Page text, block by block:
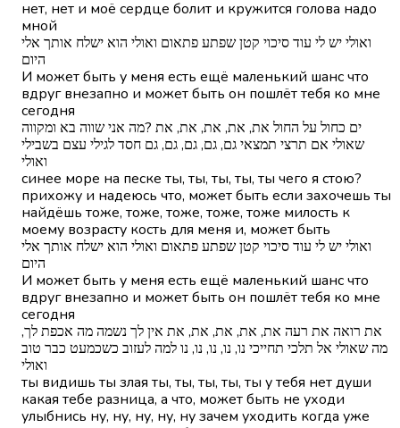
нет, нет и моё сердце болит и кружится голова надо
мной
ואולי יש לי עוד סיכוי קטן שפתע פתאום ואולי הוא ישלח אותך אלי
היום
И может быть у меня есть ещё маленький шанс что
вдруг внезапно и может быть он пошлёт тебя ко мне
сегодня
ים כחול על החול את, את, את, את, את ?מה אני שווה בא ומקווה
שאולי אם תרצי תמצאי גם, גם, גם, גם, גם חסד לגילי עצם בשבילי
ואולי
синее море на песке ты, ты, ты, ты, ты чего я стою?
прихожу и надеюсь что, может быть если захочешь ты
найдёшь тоже, тоже, тоже, тоже, тоже милость к
моему возрасту кость для меня и, может быть
ואולי יש לי עוד סיכוי קטן שפתע פתאום ואולי הוא ישלח אותך אלי
היום
И может быть у меня есть ещё маленький шанс что
вдруг внезапно и может быть он пошлёт тебя ко мне
сегодня
את רואה את רעה את, את, את, את, את אין לך נשמה מה אכפת לך,
מה שאולי אל תלכי תחייכי נו, נו, נו, נו, נו למה לעזוב כשכמעט כבר טוב
ואולי
ты видишь ты злая ты, ты, ты, ты, ты у тебя нет души
какая тебе разница, а что, может быть не уходи
улыбнись ну, ну, ну, ну, ну зачем уходить когда уже